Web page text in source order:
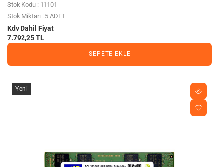
Stok Kodu : 11101
Stok Miktarı : 5 ADET
Kdv Dahil Fiyat
7.792,25 TL
SEPETE EKLE
Yeni